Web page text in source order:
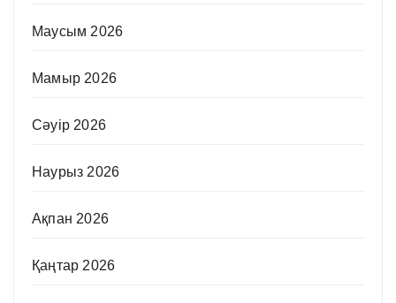
Маусым 2026
Мамыр 2026
Сәуір 2026
Наурыз 2026
Ақпан 2026
Қаңтар 2026